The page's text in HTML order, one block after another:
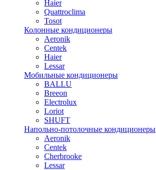
Haier
Quattroclima
Tosot
Колонные кондиционеры
Aeronik
Centek
Haier
Lessar
Мобильные кондиционеры
BALLU
Breeon
Electrolux
Loriot
SHUFT
Напольно-потолочные кондиционеры
Aeronik
Centek
Cherbrooke
Lessar